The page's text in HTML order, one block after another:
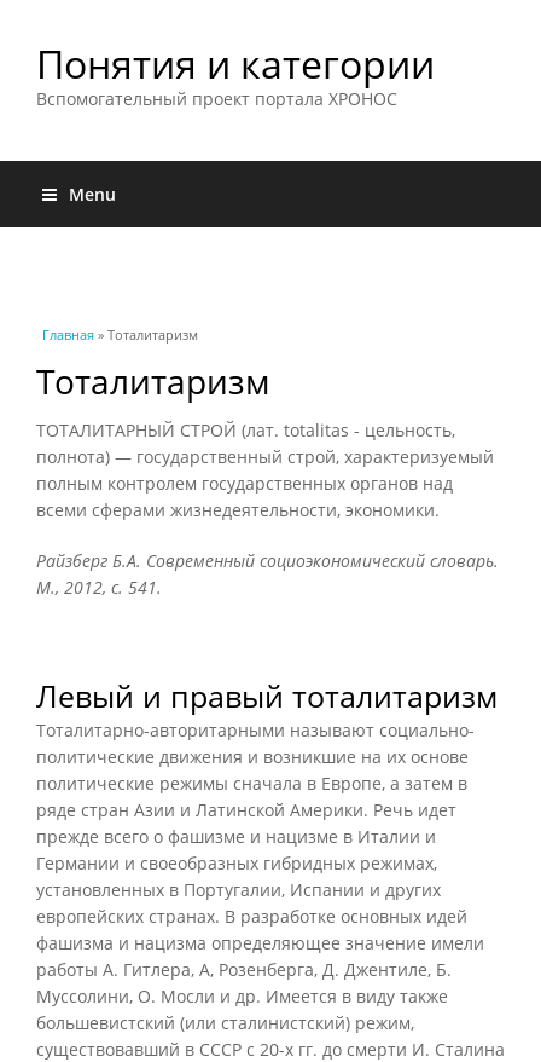
Понятия и категории
Вспомогательный проект портала ХРОНОС
Menu
Вы здесь
Главная » Тоталитаризм
Тоталитаризм
ТОТАЛИТАРНЫЙ СТРОЙ (лат. totalitas - цельность,
полнота) — государственный строй, характеризуемый
полным контролем государственных органов над
всеми сферами жизнедеятельности, экономики.
Райзберг Б.А. Современный социоэкономический словарь.
М., 2012, с. 541.
Левый и правый тоталитаризм
Тоталитарно-авторитарными называют социально-
политические движения и возникшие на их основе
политические режимы сначала в Европе, а затем в
ряде стран Азии и Латинской Америки. Речь идет
прежде всего о фашизме и нацизме в Италии и
Германии и своеобразных гибридных режимах,
установленных в Португалии, Испании и других
европейских странах. В разработке основных идей
фашизма и нацизма определяющее значение имели
работы А. Гитлера, А, Розенберга, Д. Джентиле, Б.
Муссолини, О. Мосли и др. Имеется в виду также
большевистский (или сталинистский) режим,
существовавший в СССР с 20-х гг. до смерти И. Сталина